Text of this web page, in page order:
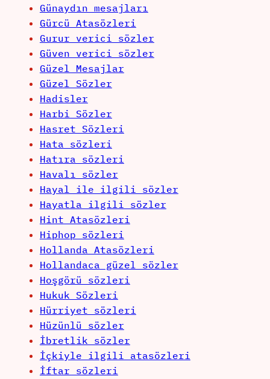
Günaydın mesajları
Gürcü Atasözleri
Gurur verici sözler
Güven verici sözler
Güzel Mesajlar
Güzel Sözler
Hadisler
Harbi Sözler
Hasret Sözleri
Hata sözleri
Hatıra sözleri
Havalı sözler
Hayal ile ilgili sözler
Hayatla ilgili sözler
Hint Atasözleri
Hiphop sözleri
Hollanda Atasözleri
Hollandaca güzel sözler
Hoşgörü sözleri
Hukuk Sözleri
Hürriyet sözleri
Hüzünlü sözler
İbretlik sözler
İçkiyle ilgili atasözleri
İftar sözleri